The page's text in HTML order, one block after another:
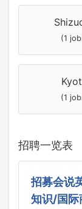
(1
(1
招聘一览表
招募会说
知识/国际